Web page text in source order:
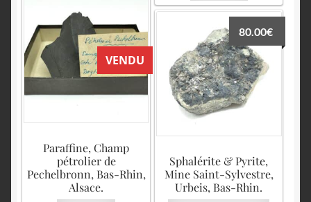
VENDU
Paraffine, Champ
pétrolier de
Pechelbronn, Bas-Rhin,
Alsace.
Sphalérite & Pyrite,
Mine Saint-Sylvestre,
Urbeis, Bas-Rhin.
80.00€